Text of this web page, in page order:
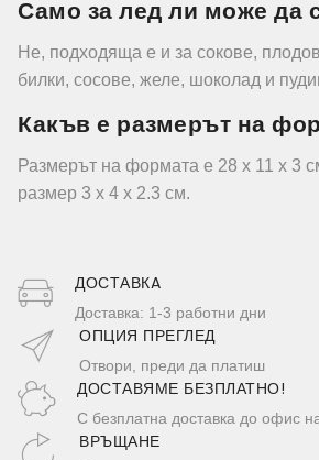
Само за лед ли може да
Не, подходяща е и за сокове,
билки, сосове, желе, шоколад и
Какъв е размерът на
Размерът на формата е 28 x 11 x 3
размер 3 x 4 x 2.3 см.
ДОСТАВКA
Доставка: 1-3 работни дни
ОПЦИЯ ПРЕГЛЕД
Отвори, преди да платиш
ДОСТАВЯМЕ БЕЗПЛАТНО!
С безплатна доставка до офис
ВРЪЩАНЕ